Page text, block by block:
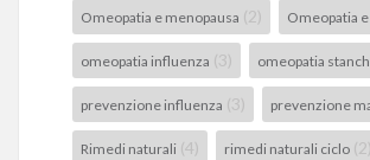
Omeopatia e menopausa (2) Omeopatia
omeopatia influenza (3) omeopatia
prevenzione influenza (3) prevenzione
Rimedi naturali (4) rimedi naturali ciclo (2)